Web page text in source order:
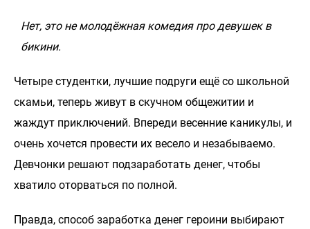
Нет, это не молодёжная комедия про девушек в
бикини.
Четыре студентки, лучшие подруги ещё со школьной
скамьи, теперь живут в скучном общежитии и
жаждут приключений. Впереди весенние каникулы, и
очень хочется провести их весело и незабываемо.
Девчонки решают подзаработать денег, чтобы
хватило оторваться по полной.
Правда, способ заработка денег героини выбирают